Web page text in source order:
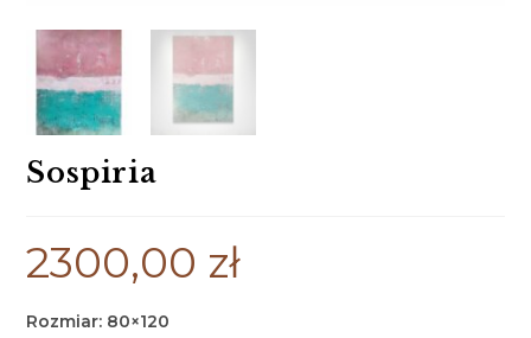
Sospiria
2300,00 zł
Rozmiar: 80×120